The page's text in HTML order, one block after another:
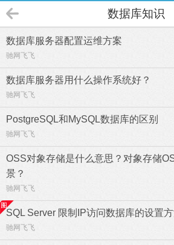
数据库知识
数据库服务器配置运维方案
驰网飞飞
数据库服务器用什么操作系统好？
驰网飞飞
PostgreSQL和MySQL数据库的区别
驰网飞飞
OSS对象存储是什么意思？对象存储
景？
驰网飞飞
SQL Server 限制IP访问数据库的设置
驰网飞飞